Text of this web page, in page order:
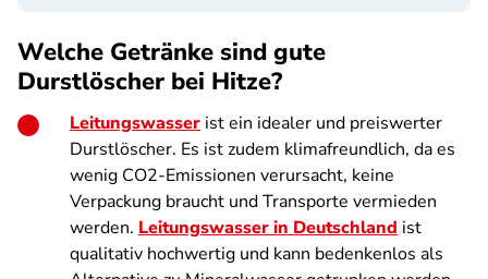
Welche Getränke sind gute
Durstlöscher bei Hitze?
Leitungswasser ist ein idealer und preiswerter
Durstlöscher. Es ist zudem klimafreundlich, da es
wenig CO2-Emissionen verursacht, keine
Verpackung braucht und Transporte vermieden
werden. Leitungswasser in Deutschland ist
qualitativ hochwertig und kann bedenkenlos als